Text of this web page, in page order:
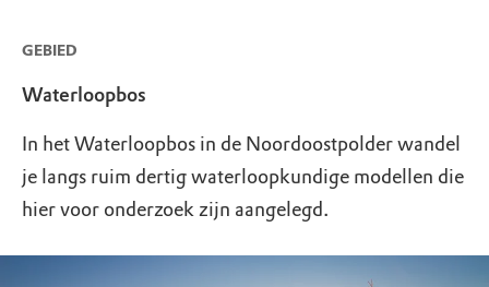
GEBIED
Waterloopbos
In het Waterloopbos in de Noordoostpolder wandel
je langs ruim dertig waterloopkundige modellen die
hier voor onderzoek zijn aangelegd.